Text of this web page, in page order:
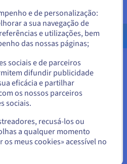
o fornecedor está bem
Na Alemanha, a
com 45 000
de cerca de 2500 metros
Limburgo. Com mais de 30
mundo, a alta
cloud é uma garantia
os datacenters da
A empresa também possui a
Federal de Segurança
Informação (BSI) da
Estados Unidos
Inglês USD - $
ou
e de personalização:
a sua navegação de
e utilizações, bem
das nossas páginas;
sociais e de parceiros
difundir publicidade
eficácia e partilhar
os nossos parceiros
sociais.
recusá-los ou
a qualquer momento
os meus cookies» acessível no